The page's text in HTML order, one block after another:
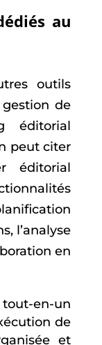
au
outils
de
éditorial
peut citer
éditorial
l’analyse
en
en-un
de
et